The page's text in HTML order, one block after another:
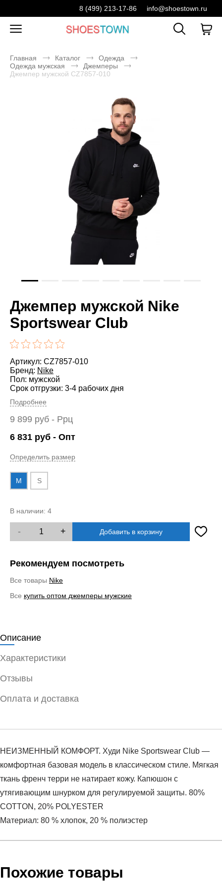
8 (499) 213-17-86 info@shoestown.ru
Главная Каталог
Одежда
Одежда мужская
Джемперы
Джемпер мужской CZ7857-010
Джемпер мужской Nike
Sportswear Club
Артикул: CZ7857-010
Бренд: Nike
Пол: мужской
Срок отгрузки: 3-4 рабочих дня
Подробнее
9 899 руб - Ррц
6 831 руб - Опт
Определить размер
M S
В наличии: 4
- + Добавить в корзину
Рекомендуем посмотреть
Все товары Nike
Все купить оптом джемперы мужские
Описание
Характеристики
Отзывы
Оплата и доставка
НЕИЗМЕННЫЙ КОМФОРТ. Худи Nike Sportswear Club —
комфортная базовая модель в классическом стиле. Мягкая
ткань френч терри не натирает кожу. Капюшон с
утягивающим шнурком для регулируемой защиты. 80%
COTTON, 20% POLYESTER
Материал: 80 % хлопок, 20 % полиэстер
Club
Инструкция по оплате есть в самом конце счета, который
Похожие товары